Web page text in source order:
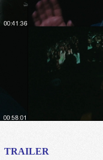
TRAILER